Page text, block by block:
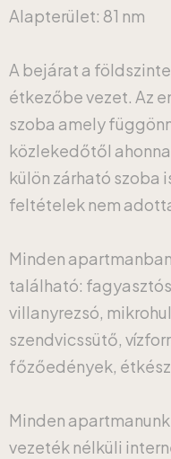
Alapterület: 81 nm
A bejárat a
étkezőbe vezet. Az
szoba amely
közlekedőtől
külön zárható szoba
feltételek nem
Minden
található:
villanyrezsó,
szendvicssütő,
főzőedények,
Minden
vezeték nélküli